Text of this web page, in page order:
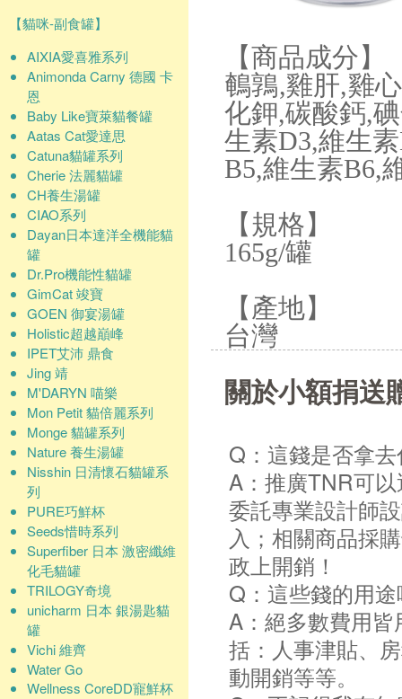
【貓咪-副食罐】
AIXIA愛喜雅系列
Animonda Carny 德國 卡
恩
Baby Like寶萊貓餐罐
Aatas Cat愛達思
Catuna貓罐系列
Cherie 法麗貓罐
CH養生湯罐
CIAO系列
Dayan日本達洋全機能貓
罐
Dr.Pro機能性貓罐
GimCat 竣寶
GOEN 御宴湯罐
Holistic超越巔峰
IPET艾沛 鼎食
Jing 靖
M'DARYN 喵樂
Mon Petit 貓倍麗系列
Monge 貓罐系列
Nature 養生湯罐
Nisshin 日清懷石貓罐系
列
PURE巧鮮杯
Seeds惜時系列
Superfiber 日本 激密纖維
化毛貓罐
TRILOGY奇境
unicharm 日本 銀湯匙貓
罐
Vichi 維齊
Water Go
Wellness CoreDD寵鮮杯
【商品成分】
鵪鶉,雞肝,雞
化鉀,碳酸鈣,
生素D3,維生
B5,維生素B6,
【規格】
165g/罐
【產地】
台灣
關於小額捐送
Q：這錢是否拿
A：推廣TNR可
委託專業設計師
入；相關商品採
政上開銷！
Q：這些錢的用
A：絕多數費用
括：人事津貼、
動開銷等等。